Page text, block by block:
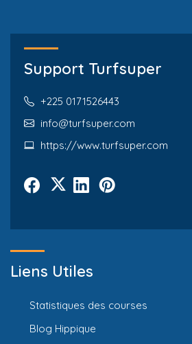
Support Turfsuper
+225 0171526443
info@turfsuper.com
https://www.turfsuper.com
Liens Utiles
Statistiques des courses
Blog Hippique